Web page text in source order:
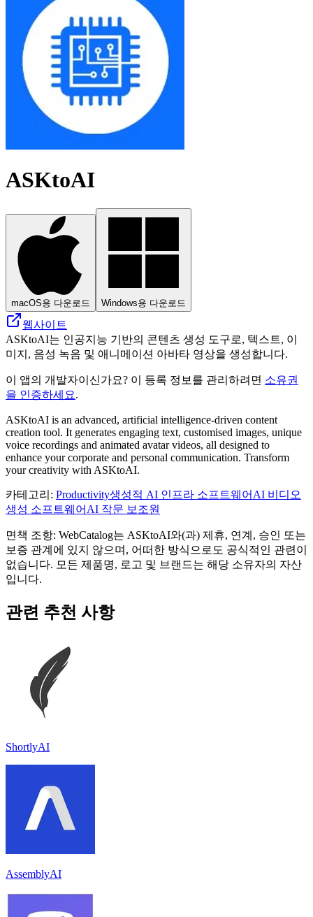
ASKtoAI
macOS용 다운로드 Windows용 다운로드
웹사이트
ASKtoAI는 인공지능 기반의 콘텐츠 생성 도구로, 텍스트, 이
미지, 음성 녹음 및 애니메이션 아바타 영상을 생성합니다.
이 앱의 개발자이신가요? 이 등록 정보를 관리하려면 소유권
을 인증하세요.
ASKtoAI is an advanced, artificial intelligence-driven content
creation tool. It generates engaging text, customised images, unique
voice recordings and animated avatar videos, all designed to
enhance your corporate and personal communication. Transform
your creativity with ASKtoAI.
카테고리 : Productivity생성적 AI 인프라 소프트웨어 AI 비디오
생성 소프트웨어 AI 작문 보조원
면책 조항: WebCatalog는 ASKtoAI와(과) 제휴, 연계, 승인 또는
보증 관계에 있지 않으며, 어떠한 방식으로도 공식적인 관련이
없습니다. 모든 제품명, 로고 및 브랜드는 해당 소유자의 자산
입니다.
관련 추천 사항
ShortlyAI
AssemblyAI